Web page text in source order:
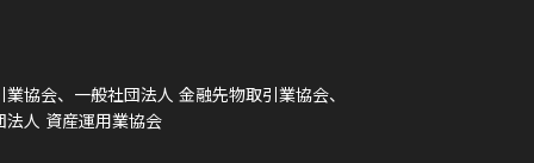
協会、一般社団法人 金融先物取引業協会、
人 資産運用業協会